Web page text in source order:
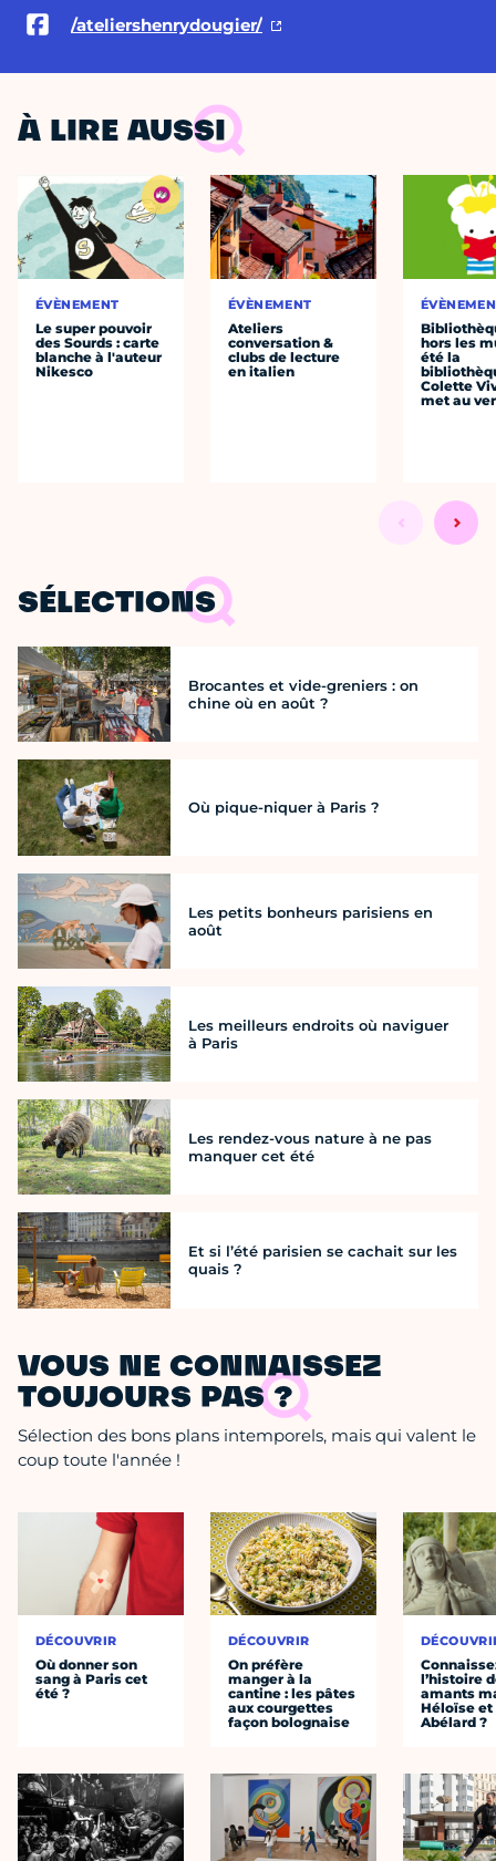
/ateliershenrydougier/
À LIRE AUSSI
ÉVÈNEMENT
Le super pouvoir
des Sourds : carte
blanche à l'auteur
Nikesco
ÉVÈNEMENT
Ateliers
conversation &
clubs de lecture
en italien
hors les
été la
Colette
met au
SÉLECTIONS
Brocantes et vide-greniers : on
chine où en août ?
Où pique-niquer à Paris ?
Les petits bonheurs parisiens en
août
Les meilleurs endroits où naviguer
à Paris
Les rendez-vous nature à ne pas
manquer cet été
Et si l’été parisien se cachait sur les
quais ?
VOUS NE CONNAISSEZ
TOUJOURS PAS ?
Sélection des bons plans intemporels, mais qui valent le
coup toute l'année !
DÉCOUVRIR
Où donner son
sang à Paris cet
été ?
DÉCOUVRIR
On préfère
manger à la
cantine : les pâtes
aux courgettes
façon bolognaise
l’histoire
amants
Héloïse et
Abélard ?